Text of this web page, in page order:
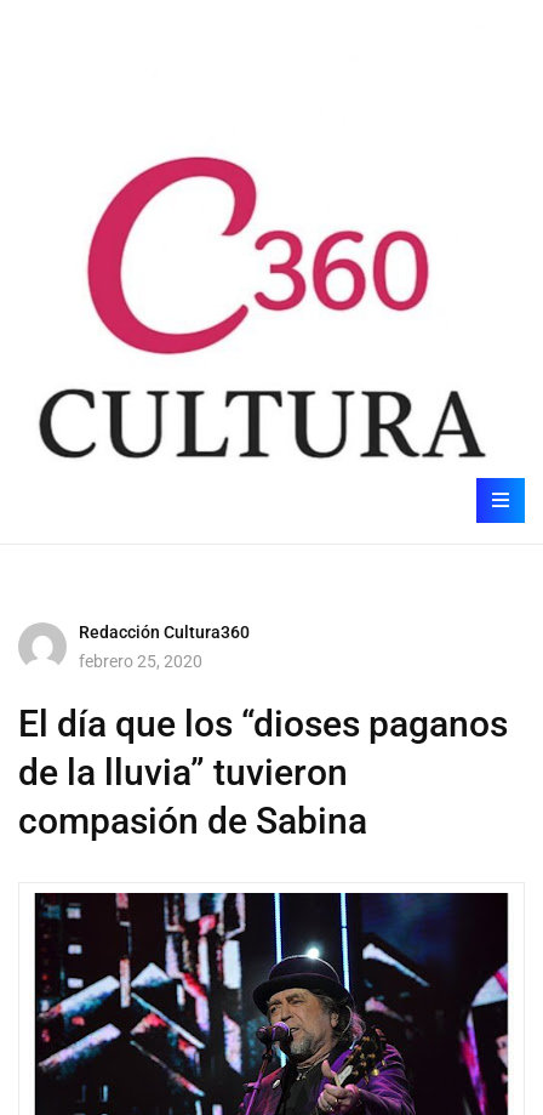
Redacción Cultura360
febrero 25, 2020
El día que los “dioses paganos
de la lluvia” tuvieron
compasión de Sabina